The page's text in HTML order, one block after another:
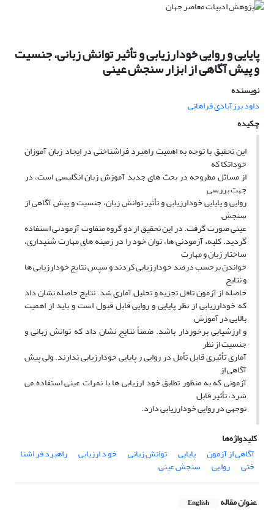
پایایی و روایی خودارزیابی و تأثیر توانش زبانی، جنسیت
و پیش آگاهی از ابزار سنجش عینی
نویسنده
داود برزآبادى فراهانى
چکیده
این تحقیق با توجه به اهمیت راهبرد فراشناختی در ایجاد زبان آموزان
خوداتکا که
از مساثل مطروحه در بحث های جدید آموزش زبان انگلیسی است، در
جهت بررسی
روایی و پایایی خودارزیابی و تأثیر توانش زبان، جنسیت و پیش آگاهی از
سنجش
عینی صورت گرفت. در این تحقیق از دو گروه متفاوت آزمودنی استفاده
گردید. کلیهء آزمودنی ها، توان خود را در زمینه های مهارت شنیداری،
ساختار زبان و مهارت
خواندن برحسب درصد خودارزیابی کردند و سپس نتایج خودارزیابی ها
و نتایج
حاصله از آزمون تافل تجزیه و تحلیل آماری شد. نتایج حاصله نشان داد
که خودارزیابی از نظر پایایی و روایی قابل قبول است و باید از اهمیت
بالایی در آموزش
و ارزشیابی برخوردار باشد. ضمنأ نتایج نشان داد که توانش زبانی و
جنسیت از نظر
آماری تأثیری قابل تأمل در روایی ر پایایی خودارزیابی ندارند. ولی پیش
آگاهی از
آزمونی که به منظور تطابق خود ارزیابی ها با نمرات عینی استفاده می
شرد، تأئیر قابل
توجهی در روایی خودارزیابی دارد.
کلیدواژه‌ها
آگاهی از آزمون
پایایی توانش زبانی خو د ارزیابی راهبرد فر اشنا
ختی روا یی سنجش عینی
عنوان مقاله English